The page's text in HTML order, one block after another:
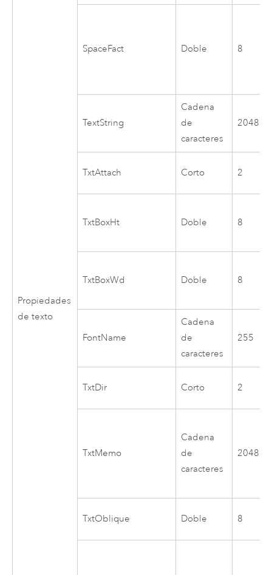
Propiedades
de texto
SpaceFact Doble 8
TextString
Cadena
de
caracteres
2048
TxtAttach Corto 2
TxtBoxHt Doble 8
TxtBoxWd Doble 8
FontName
Cadena
de
caracteres
255
TxtDir Corto 2
TxtMemo
Cadena
de
caracteres
2048
TxtOblique Doble 8